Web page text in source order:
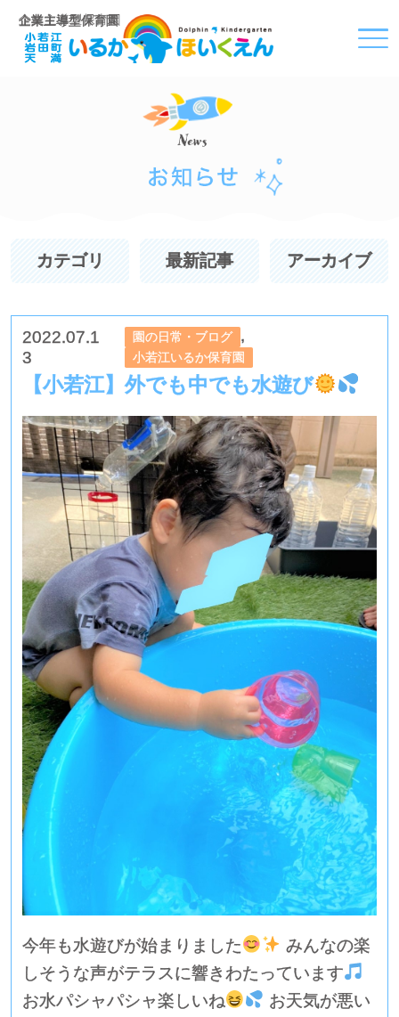
企業主導型保育園
カテゴリ 最新記事 アーカイブ
2022.07.1
3
園の日常・ブログ ,
小若江いるか保育園
【小若江】外でも中でも水遊び
今年も水遊びが始まりました
みんなの楽
しそうな声がテラスに響きわたっています
お水パシャパシャ楽しいね
お天気が悪い